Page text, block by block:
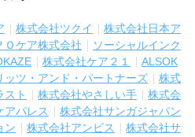
株式会社ツクイ
株式会社日本ア
Ｏケア株式会社
ソーシャルインク
株式会社ケア２１
ALSOK
ッツ・アンド・パートナーズ
株式
スト 株式会社やさしい手
株式会
アパレス
株式会社サンガジャパン
ン
株式会社アンビス
株式会社サ